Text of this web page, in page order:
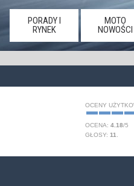
PORADY I
RYNEK
MOTO
NOWOŚCI
OCENY
OCENA: 4.18/5
GŁOSY: 11